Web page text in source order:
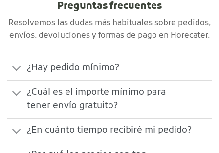
Preguntas frecuentes
Resolvemos las dudas más habituales sobre pedidos,
envíos, devoluciones y formas de pago en Horecater.
¿Hay pedido mínimo?
¿Cuál es el importe mínimo para
tener envío gratuito?
¿En cuánto tiempo recibiré mi pedido?